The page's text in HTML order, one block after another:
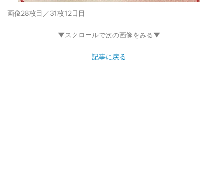
画像28枚目／31枚12日目
▼スクロールで次の画像をみる▼
記事に戻る